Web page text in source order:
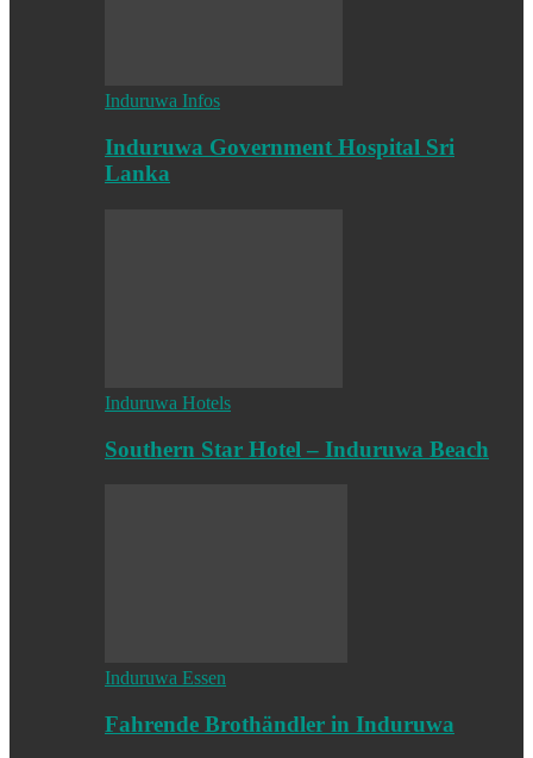
Induruwa Infos
Induruwa Government Hospital Sri
Lanka
Induruwa Hotels
Southern Star Hotel – Induruwa Beach
Induruwa Essen
Fahrende Brothändler in Induruwa